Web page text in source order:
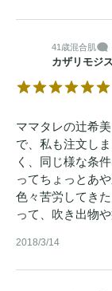
41歳混合肌
カザリモジ
ママタレの辻希
で、私も注文し
く、同じ様な条
ってちょっとあ
色々苦労してき
って、吹き出物
2018/3/14